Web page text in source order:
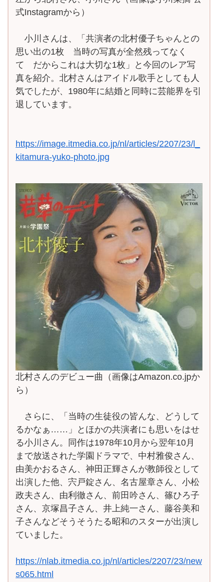
式Instagramから）
小川さんは、「共演者の北村優子ちゃんとの
思い出の1枚 当時の写真が全然残ってなく
て だからこれは大切な1枚」と今回のレア写
真を紹介。北村さんはアイドル歌手としても人
気でしたが、1980年に結婚と同時に芸能界を引
退しています。
https://image.itmedia.co.jp/nl/articles/2207/23/l_
kitamura-yuko-photo.jpg
北村さんのデビュー曲（画像はAmazon.co.jpか
ら）
さらに、「当時の生徒役の皆んな、どうして
るかなぁ……」とほかの共演者にも思いをはせ
る小川さん。同作は1978年10月から翌年10月
まで放送された学園ドラマで、中村雅俊さん、
由美かおるさん、神田正輝さんが教師役として
出演した他、宍戸錠さん、名古屋章さん、小松
政夫さん、由利徹さん、前田吟さん、篠ひろ子
さん、京塚昌子さん、井上純一さん、藤谷美和
子さんなどそうそうたる昭和のスターが出演し
ていました。
https://nlab.itmedia.co.jp/nl/articles/2207/23/new
s065.html